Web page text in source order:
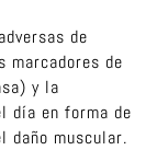
de
marcadores de
y la
día en forma de
daño muscular.